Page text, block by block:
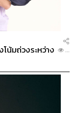
น้มถ่วงระหว่าง
...